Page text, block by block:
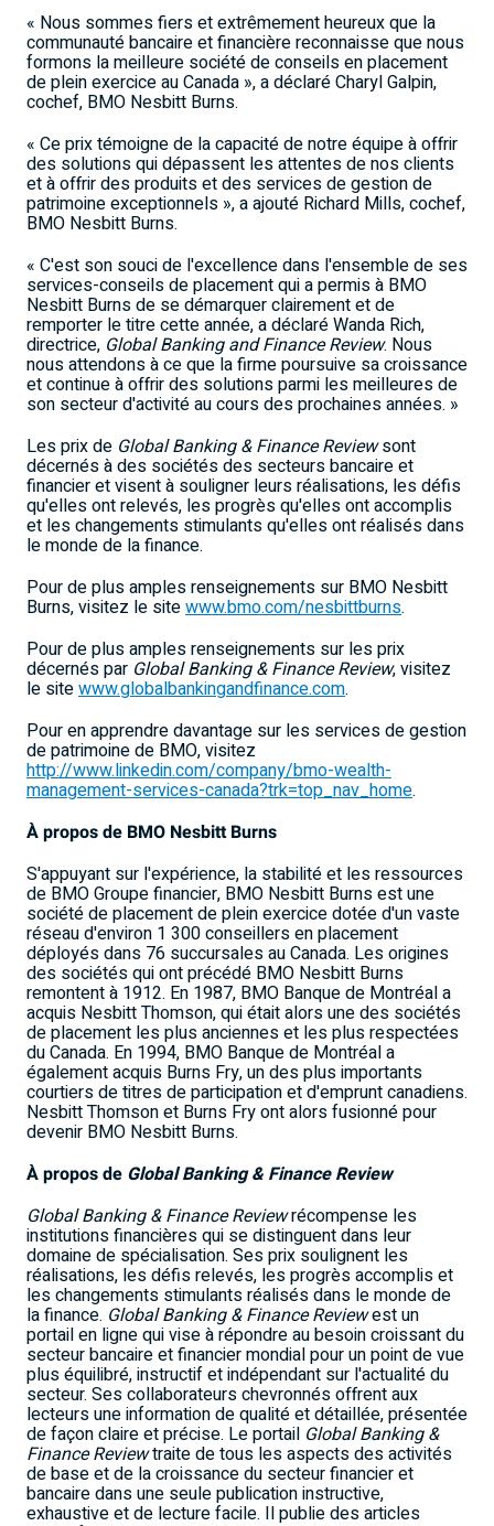
« Nous sommes fiers et extrêmement heureux que la
communauté bancaire et financière reconnaisse que nous
formons la meilleure société de conseils en placement
de plein exercice au Canada », a déclaré Charyl Galpin,
cochef, BMO Nesbitt Burns.
« Ce prix témoigne de la capacité de notre équipe à offrir
des solutions qui dépassent les attentes de nos clients
et à offrir des produits et des services de gestion de
patrimoine exceptionnels », a ajouté Richard Mills, cochef,
BMO Nesbitt Burns.
« C'est son souci de l'excellence dans l'ensemble de ses
services-conseils de placement qui a permis à BMO
Nesbitt Burns de se démarquer clairement et de
remporter le titre cette année, a déclaré Wanda Rich,
directrice, Global Banking and Finance Review. Nous
nous attendons à ce que la firme poursuive sa croissance
et continue à offrir des solutions parmi les meilleures de
son secteur d'activité au cours des prochaines années. »
Les prix de Global Banking & Finance Reviewsont
décernés à des sociétés des secteurs bancaire et
financier et visent à souligner leurs réalisations, les défis
qu'elles ont relevés, les progrès qu'elles ont accomplis
et les changements stimulants qu'elles ont réalisés dans
le monde de la finance.
Pour de plus amples renseignements sur BMO Nesbitt
Burns, visitez le sitewww.bmo.com/nesbittburns.
Pour de plus amples renseignements sur les prix
décernés par Global Banking & Finance Review, visitez
le sitewww.globalbankingandfinance.com.
Pour en apprendre davantage sur les services de gestion
de patrimoine de BMO, visitez
http://www.linkedin.com/company/bmo-wealth-
management-services-canada?trk=top_nav_home.
À propos de BMO Nesbitt Burns
S'appuyant sur l'expérience, la stabilité et les ressources
de BMO Groupe financier, BMO Nesbitt Burns est une
société de placement de plein exercice dotée d'un vaste
réseau d'environ 1 300 conseillers en placement
déployés dans 76 succursales au Canada. Les origines
des sociétés qui ont précédé BMO Nesbitt Burns
remontent à 1912. En 1987, BMO Banque de Montréal a
acquis Nesbitt Thomson, qui était alors une des sociétés
de placement les plus anciennes et les plus respectées
du Canada. En 1994, BMO Banque de Montréal a
également acquis Burns Fry, un des plus importants
courtiers de titres de participation et d'emprunt canadiens.
Nesbitt Thomson et Burns Fry ont alors fusionné pour
devenir BMO Nesbitt Burns.
À propos de Global Banking & Finance Review
Global Banking & Finance Reviewrécompense les
institutions financières qui se distinguent dans leur
domaine de spécialisation. Ses prix soulignent les
réalisations, les défis relevés, les progrès accomplis et
les changements stimulants réalisés dans le monde de
la finance. Global Banking & Finance Reviewest un
portail en ligne qui vise à répondre au besoin croissant du
secteur bancaire et financier mondial pour un point de vue
plus équilibré, instructif et indépendant sur l'actualité du
secteur. Ses collaborateurs chevronnés offrent aux
lecteurs une information de qualité et détaillée, présentée
de façon claire et précise. Le portail Global Banking &
Finance Reviewtraite de tous les aspects des activités
de base et de la croissance du secteur financier et
bancaire dans une seule publication instructive,
exhaustive et de lecture facile. Il publie des articles